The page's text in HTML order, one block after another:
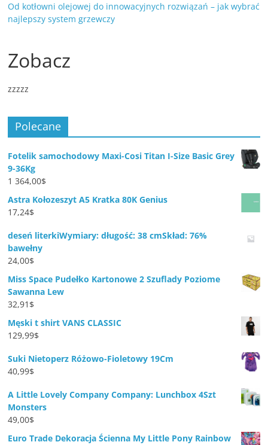
Od kotłowni olejowej do innowacyjnych rozwiązań – jak wybrać
najlepszy system grzewczy
Zobacz
zzzzz
Polecane
Fotelik samochodowy Maxi-Cosi Titan I-Size Basic Grey
9-36Kg
1 364,00$
Astra Kołozeszyt A5 Kratka 80K Genius
17,24$
deseń literkiWymiary: długość: 38 cmSkład: 76%
bawełny
24,00$
Miss Space Pudełko Kartonowe 2 Szuflady Poziome
Sawanna Lew
32,91 $
Męski t shirt VANS CLASSIC
129,99$
Suki Nietoperz Różowo-Fioletowy 19Cm
40,99$
A Little Lovely Company Company: Lunchbox 4Szt
Monsters
49,00$
Euro Trade Dekoracja Ścienna My Little Pony Rainbow